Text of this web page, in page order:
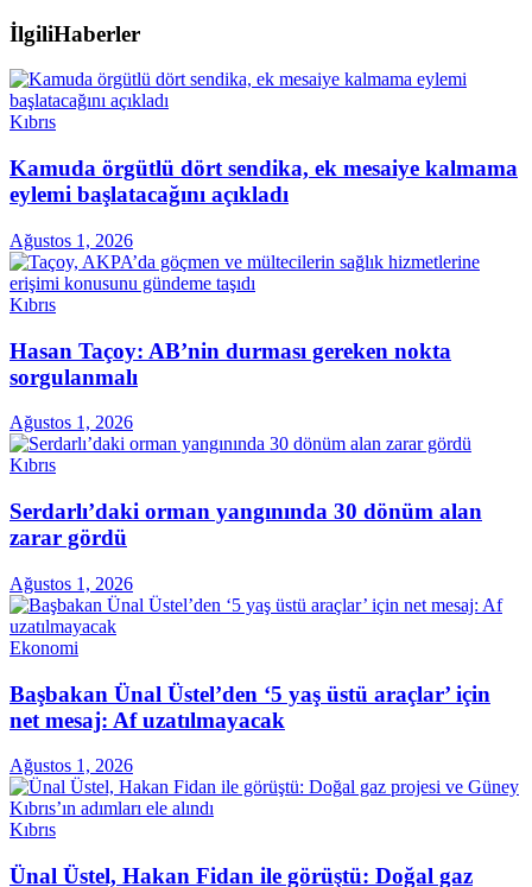
İlgiliHaberler
Kıbrıs
Kamuda örgütlü dört sendika, ek mesaiye kalmama
eylemi başlatacağını açıkladı
Ağustos 1, 2026
Kıbrıs
Hasan Taçoy: AB’nin durması gereken nokta
sorgulanmalı
Ağustos 1, 2026
Kıbrıs
Serdarlı’daki orman yangınında 30 dönüm alan
zarar gördü
Ağustos 1, 2026
Ekonomi
Başbakan Ünal Üstel’den ‘5 yaş üstü araçlar’ için
net mesaj: Af uzatılmayacak
Ağustos 1, 2026
Kıbrıs
Ünal Üstel, Hakan Fidan ile görüştü: Doğal gaz